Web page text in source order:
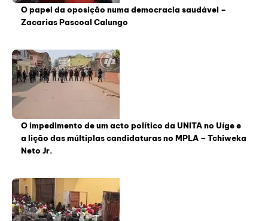
O papel da oposição numa democracia saudável –
Zacarias Pascoal Calungo
O impedimento de um acto político da UNITA no Uíge e
a lição das múltiplas candidaturas no MPLA – Tchiweka
Neto Jr.